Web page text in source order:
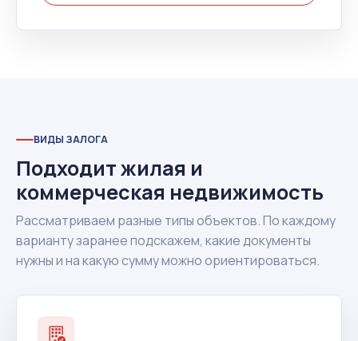
ВИДЫ ЗАЛОГА
Подходит жилая и
коммерческая недвижимость
Рассматриваем разные типы объектов. По каждому
варианту заранее подскажем, какие документы
нужны и на какую сумму можно ориентироваться.